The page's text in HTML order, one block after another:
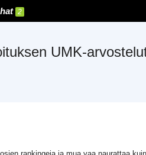
2
UMK-